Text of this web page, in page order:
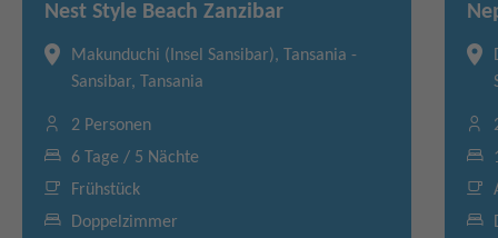
Nest Style Beach Zanzibar
Makunduchi (Insel Sansibar), Tansania -
Sansibar, Tansania
2 Personen
6 Tage / 5 Nächte
Frühstück
Doppelzimmer